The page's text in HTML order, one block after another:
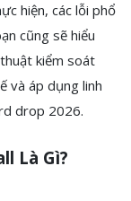
hiện, các lỗi phổ
cũng sẽ hiểu
kiểm soát
và áp dụng linh
drop 2026.
Là Gì?